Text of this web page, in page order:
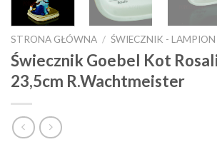
STRONA GŁÓWNA / ŚWIECZNIK - LAMPION
Świecznik Goebel Kot
23,5cm R.Wachtmeister